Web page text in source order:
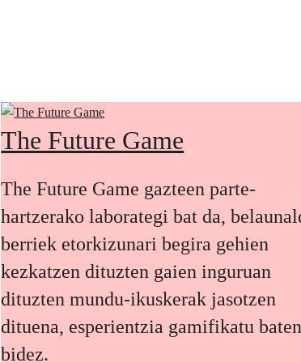
The Future Game
The Future Game gazteen parte-
hartzerako laborategi bat da,
berriek etorkizunari begira gehien
kezkatzen dituzten gaien inguruan
dituzten mundu-ikuskerak jasotzen
dituena, esperientzia gamifikatu
bidez.